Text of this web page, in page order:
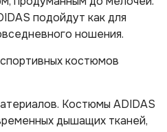
подойдут как для
ношения.
костюмов
Костюмы ADIDAS
дышащих тканей,